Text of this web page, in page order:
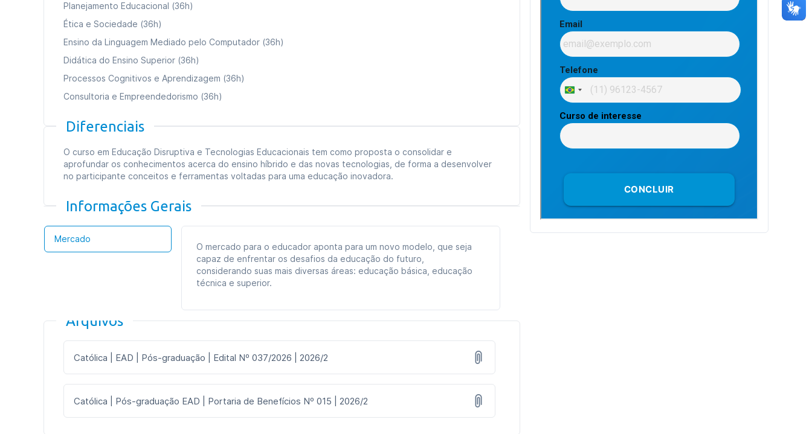
Planejamento Educacional (36h)
Ética e Sociedade (36h)
Ensino da Linguagem Mediado pelo Computador (36h)
Didática do Ensino Superior (36h)
Processos Cognitivos e Aprendizagem (36h)
Consultoria e Empreendedorismo (36h)
Carga horária total:360h
Tipo de curso:Especialização
Formato das aulas: Aulas online
Diferenciais
O curso em Educação Disruptiva e Tecnologias Educacionais tem como proposta o consolidar e
aprofundar os conhecimentos acerca do ensino híbrido e das novas tecnologias, de forma a desenvolver
no participante conceitos e ferramentas voltadas para uma educação inovadora.
Informações Gerais
Mercado
O mercado para o educador aponta para um novo modelo, que seja
capaz de enfrentar os desafios da educação do futuro,
considerando suas mais diversas áreas: educação básica, educação
técnica e superior.
Arquivos
Católica | EAD | Pós-graduação | Edital Nº 037/2026 | 2026/2
Católica | Pós-graduação EAD | Portaria de Benefícios Nº 015 | 2026/2